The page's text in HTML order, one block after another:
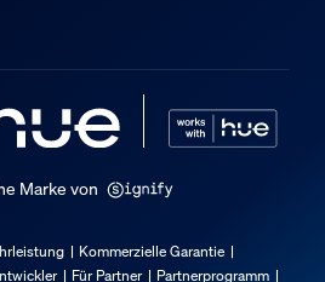
Gewicht
Marke von
Kommerzielle Garantie
Für Partner Partnerprogramm